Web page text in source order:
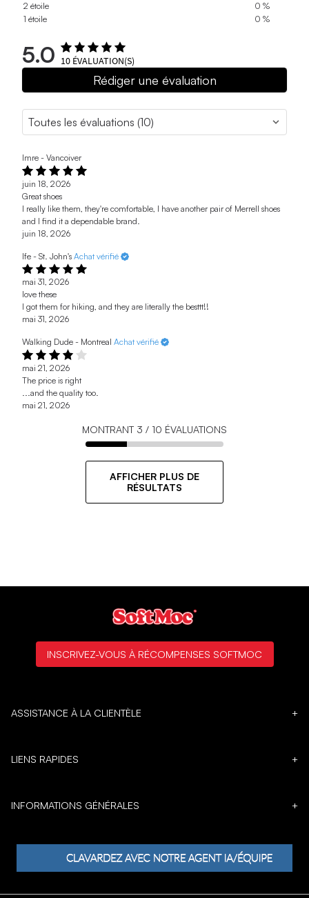
2 étoile
0 %
1 étoile
0 %
5.0 10 ÉVALUATION(S)
Rédiger une évaluation
Imre - Vancoiver
juin 18, 2026
Great shoes
I really like them, they're comfortable, I have another pair of Merrell shoes
and I find it a dependable brand.
juin 18, 2026
Ife - St. John's Achat vérifié
mai 31, 2026
love these
I got them for hiking, and they are literally the besttt!!
mai 31, 2026
Walking Dude - Montreal Achat vérifié
mai 21, 2026
The price is right
...and the quality too.
mai 21, 2026
MONTRANT 3 / 10 ÉVALUATIONS
AFFICHER PLUS DE
RÉSULTATS
ASSISTANCE À LA CLIENTÈLE +
LIENS RAPIDES +
INFORMATIONS GÉNÉRALES +
INSCRIVEZ-VOUS À RÉCOMPENSES SOFTMOC